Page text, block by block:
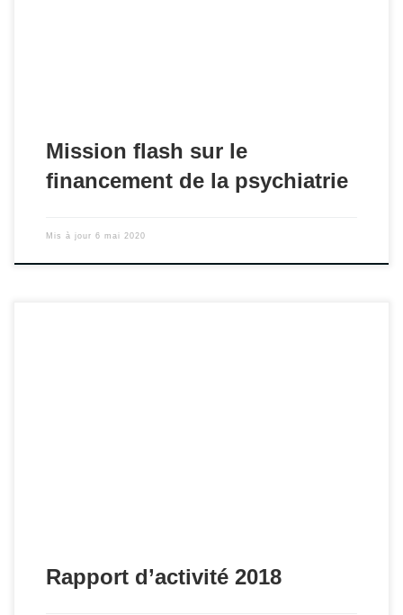
Mission flash sur le
financement de la psychiatrie
Mis à jour 6 mai 2020
Rapport d’activité 2018